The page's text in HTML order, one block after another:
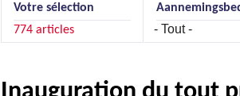
Votre sélection
774 articles
Pages